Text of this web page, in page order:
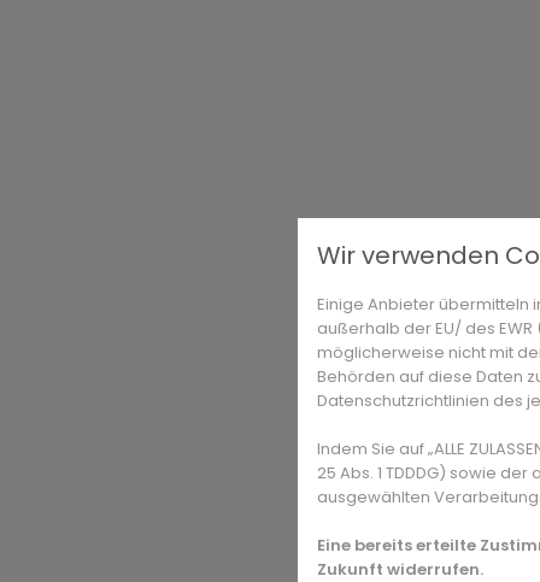
Wir verwenden
Einige Anbieter übermitteln
außerhalb der EU/ des
möglicherweise nicht mit
Behörden auf diese Daten
Datenschutzrichtlinien des
Indem Sie auf „ALLE
25 Abs. 1 TDDDG) sowie
ausgewählten
Eine bereits erteilte
Zukunft widerrufen.